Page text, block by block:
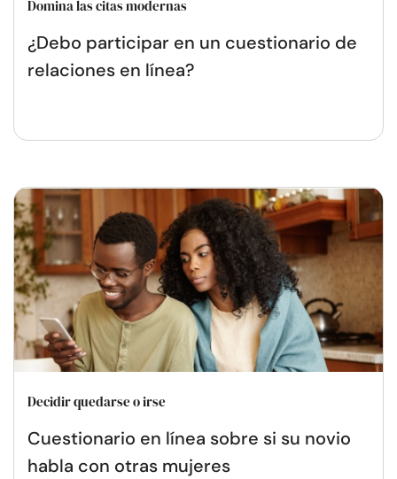
Domina las citas modernas
¿Debo participar en un cuestionario de
relaciones en línea?
Decidir quedarse o irse
Cuestionario en línea sobre si su novio
habla con otras mujeres